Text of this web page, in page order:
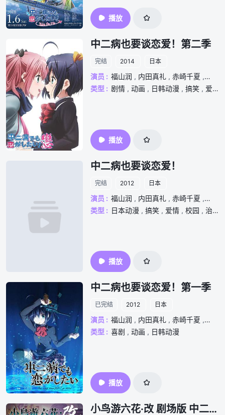
播放
中二病也要谈恋爱！第二季
完结 2014 日本
演员 : 福山润 , 内田真礼 , 赤崎千夏 , 浅仓
类型 : 剧情 , 动画 , 日韩动漫 , 搞笑 , 爱情
播放
中二病也要谈恋爱！
完结 2012 日本
演员 : 福山润 , 内田真礼 , 赤崎千夏 , 浅仓
类型 : 日本动漫 , 搞笑 , 爱情 , 校园 , 治愈
播放
中二病也要谈恋爱！第一季
已完结 2012 日本
演员 : 福山润 , 内田真礼 , 赤崎千夏 , 浅仓
类型 : 喜剧 , 动画 , 日韩动漫
播放
小鸟游六花·改 剧场版 中二病也要谈恋爱！